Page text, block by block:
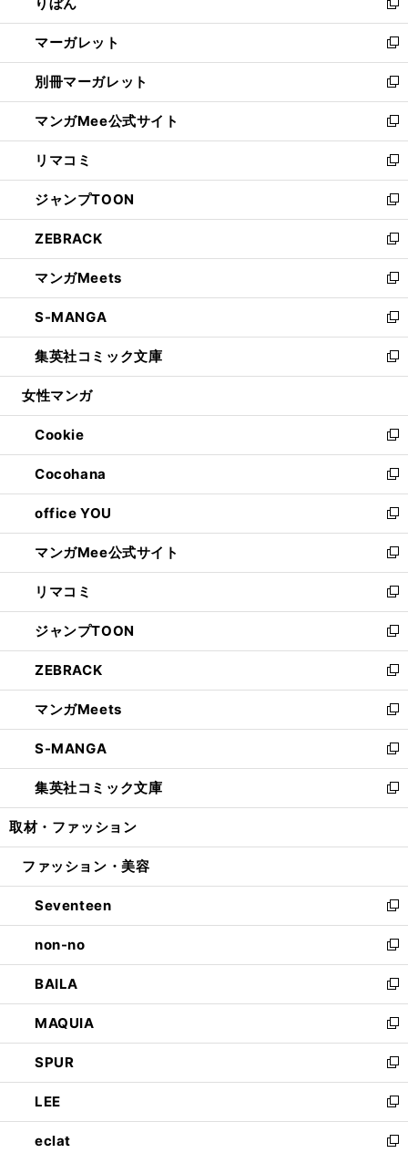
で
開
く
ド
ウ
で
開
く
ィ
ン
ド
ウ
で
開
く
新
し
い
ウ
ィ
ン
ド
ウ
で
開
く
マーガレット
新
し
い
ウ
ィ
ン
ド
ウ
で
開
く
別冊マーガレット
新
し
い
ウ
ィ
ン
ド
ウ
で
開
く
マンガMee公式サイト
新
し
い
ウ
ィ
ン
ド
ウ
で
開
く
リマコミ
新
し
い
ウ
ィ
ン
ド
ウ
で
開
く
ジャンプTOON
新
し
い
ウ
ィ
ン
ド
ウ
で
開
ZEBRACK
新
し
い
ウ
ィ
ン
ド
ウ
開
く
マンガMeets
新
し
い
ウ
ィ
ン
ウ
で
開
く
S-MANGA
新
し
い
ウ
ン
ド
ウ
で
開
く
集英社コミック文庫
新
し
ウ
ィ
ン
ド
ウ
で
開
く
女性マンガ
Cookie
新
し
い
ウ
ィ
ン
ド
ウ
で
開
く
Cocohana
新
し
い
ウ
ィ
ン
ド
ウ
で
開
く
office YOU
新
し
い
ウ
ィ
ン
ド
ウ
で
開
く
マンガMee公式サイト
新
し
い
ウ
ィ
ン
ド
ウ
で
開
く
リマコミ
新
し
い
ウ
ィ
ン
ド
ウ
で
開
く
ジャンプTOON
新
し
い
ウ
ィ
ン
ド
ウ
で
開
ZEBRACK
新
し
い
ウ
ィ
ン
ド
ウ
開
マンガMeets
新
し
い
ウ
ィ
ン
ウ
開
く
S-MANGA
新
し
い
ウ
ン
ウ
で
開
く
集英社コミック文庫
新
し
ウ
ン
ド
ウ
で
開
く
取材・ファッション
ファッション・美容
Seventeen
新
し
い
ウ
ィ
ン
ド
ウ
で
開
く
non-no
新
し
い
ウ
ィ
ン
ド
ウ
で
開
く
BAILA
新
し
い
ウ
ィ
ン
ド
ウ
で
MAQUIA
新
し
い
ウ
ィ
ン
ド
SPUR
新
し
い
ウ
ィ
LEE
新
し
い
eclat
新